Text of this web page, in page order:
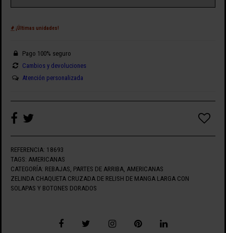
¡Últimas unidades!
Pago 100% seguro
Cambios y devoluciones
Atención personalizada
REFERENCIA: 18693
TAGS: AMERICANAS
CATEGORÍA: REBAJAS PARTES DE ARRIBA, AMERICANAS
ZELINDA CHAQUETA CRUZADA DE RELISH DE MANGA LARGA CON
SOLAPAS Y BOTONES DORADOS